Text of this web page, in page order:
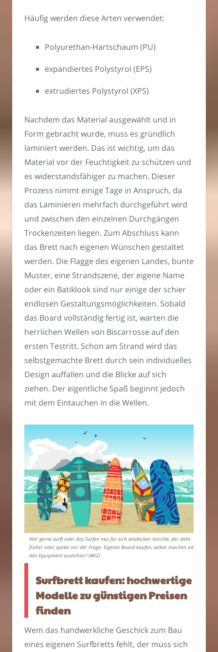
Häufig werden diese Arten verwendet:
Polyurethan-Hartschaum (PU)
expandiertes Polystyrol (EPS)
extrudiertes Polystyrol (XPS)
Nachdem das Material ausgewählt und in
Form gebracht wurde, muss es gründlich
laminiert werden. Das ist wichtig, um das
Material vor der Feuchtigkeit zu schützen und
es widerstandsfähiger zu machen. Dieser
Prozess nimmt einige Tage in Anspruch, da
das Laminieren mehrfach durchgeführt wird
und zwischen den einzelnen Durchgängen
Trockenzeiten liegen. Zum Abschluss kann
das Brett nach eigenen Wünschen gestaltet
werden. Die Flagge des eigenen Landes, bunte
Muster, eine Strandszene, der eigene Name
oder ein Batiklook sind nur einige der schier
endlosen Gestaltungsmöglichkeiten. Sobald
das Board vollständig fertig ist, warten die
herrlichen Wellen von Biscarrosse auf den
ersten Testritt. Schon am Strand wird das
selbstgemachte Brett durch sein individuelles
Design auffallen und die Blicke auf sich
ziehen. Der eigentliche Spaß beginnt jedoch
mit dem Eintauchen in die Wellen.
Wer gerne surft oder das Surfen neu für sich entdecken möchte, der steht
früher oder später vor der Frage: Eigenes Board kaufen, selber machen oder
das Equipment ausleihen? (#02)
Surfbrett kaufen: hochwertige
Modelle zu günstigen Preisen
finden
Wem das handwerkliche Geschick zum Bau
eines eigenen Surfbretts fehlt, der muss sich